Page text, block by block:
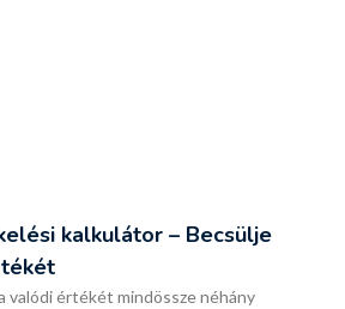
kalkulátor – Becsülje
valódi értékét mindössze néhány